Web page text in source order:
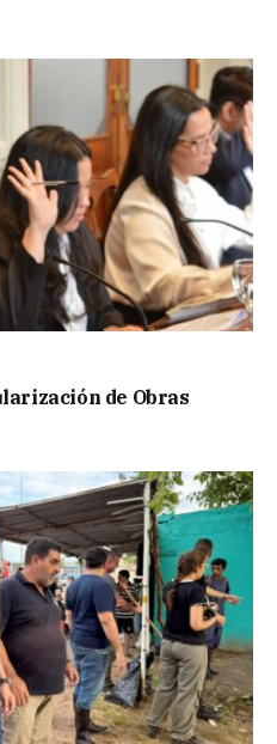
de Obras